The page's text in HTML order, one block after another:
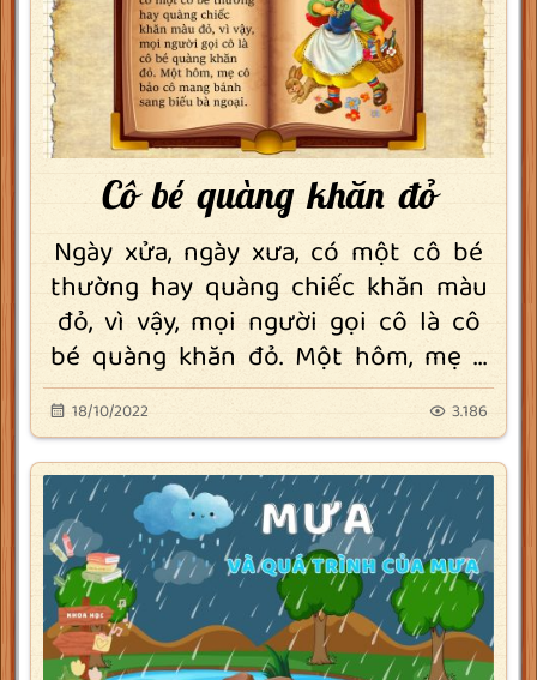
Cô bé quàng khăn đỏ
Ngày xửa, ngày xưa, có một cô bé
thường hay quàng chiếc khăn màu
đỏ, vì vậy, mọi người gọi cô là cô
bé quàng khăn đỏ. Một hôm, mẹ ...
18/10/2022 3.186